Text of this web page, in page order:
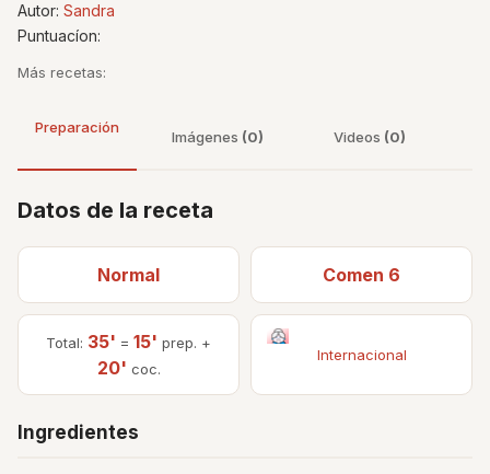
Autor: Sandra
Puntuacíon:
Más recetas:
Preparación
Imágenes (0) Videos (0)
Datos de la receta
Normal Comen 6
Total: 35' = 15' prep. +
20' coc.
Internacional
Ingredientes